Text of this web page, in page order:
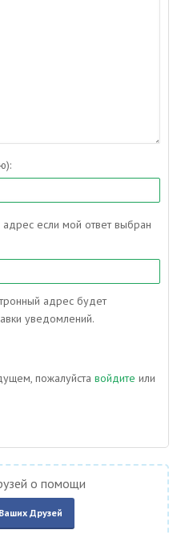
если мой ответ выбран
адрес будет
уведомлений.
пожалуйста войдите или
о помощи
Друзей